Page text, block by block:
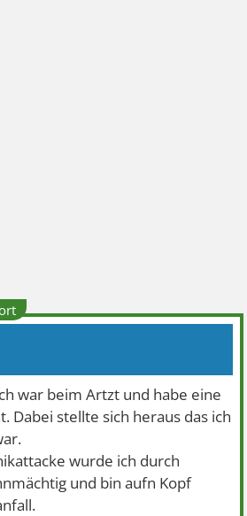
war beim Artzt und habe eine
Dabei stellte sich heraus das ich
wurde ich durch
und bin aufn Kopf